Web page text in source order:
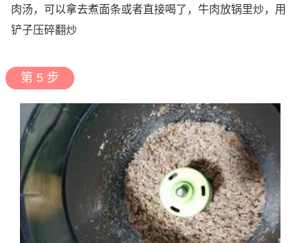
肉汤，可以拿去煮面条或者直接喝了，牛肉放锅里炒，用
铲子压碎翻炒
第 5 步